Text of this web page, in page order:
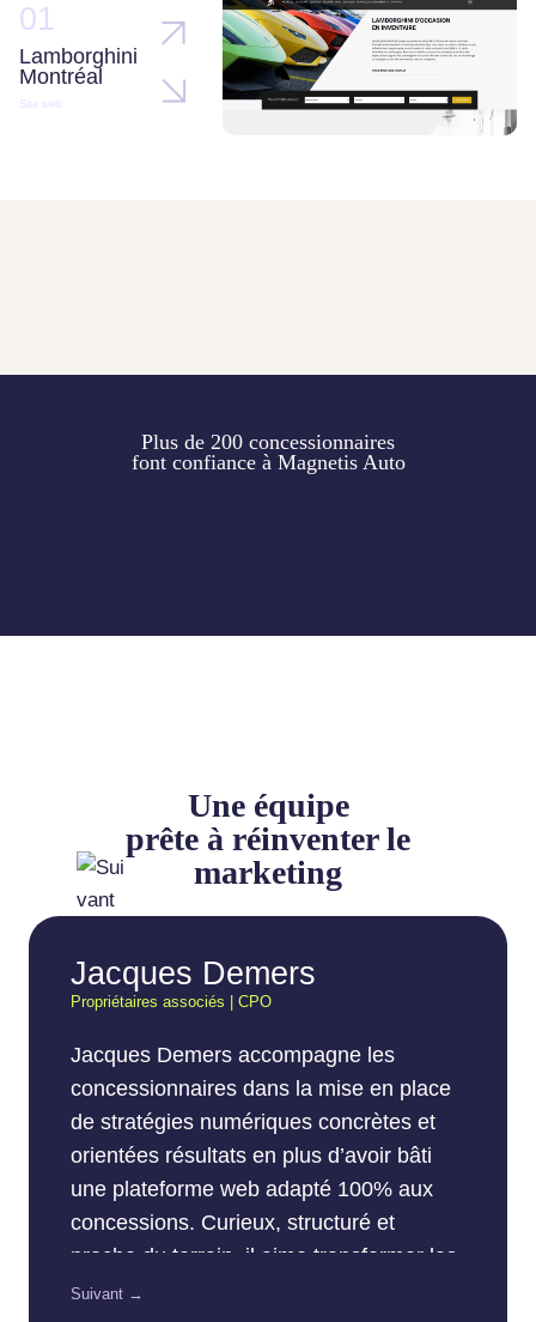
01
Lamborghini
Montréal
Site web
Plus de 200 concessionnaires
font confiance à Magnetis Auto
Une équipe
prête à réinventer le
marketing
Jacques Demers
Propriétaires associés | CPO
Jacques Demers accompagne les
concessionnaires dans la mise en place
de stratégies numériques concrètes et
orientées résultats en plus d’avoir bâti
une plateforme web adapté 100% aux
concessions. Curieux, structuré et
proche du terrain, il aime transformer les
données en actions simples pour les
Suivant →